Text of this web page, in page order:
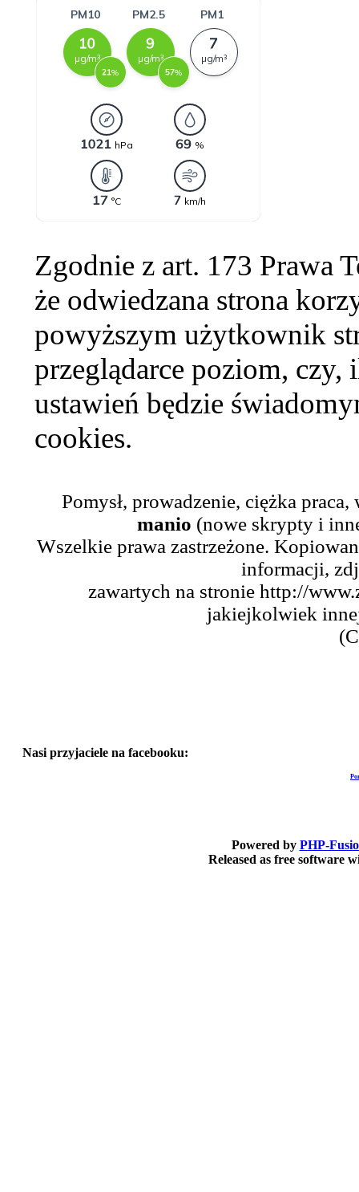
Zgodnie z art. 173 Prawa
że odwiedzana strona
powyższym użytkownik
przeglądarce poziom,
ustawień będzie
cookies.
Pomysł, prowadzenie, ciężka
manio (nowe skrypty i
Wszelkie prawa zastrzeżone.
informacji,
zawartych na stronie http://
jakiejkolwiek
Nasi przyjaciele na facebooku:
Powered by PHP-
Released as free software